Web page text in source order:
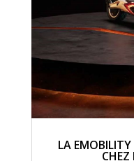
LA